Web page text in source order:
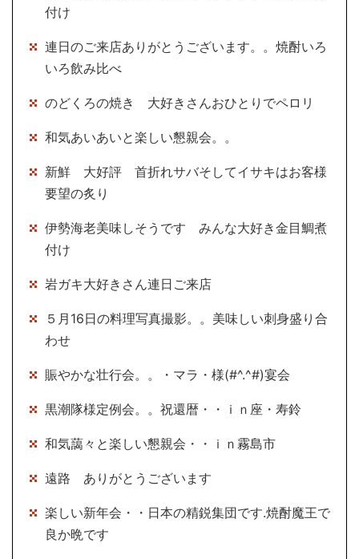
付け
連日のご来店ありがとうございます。。焼酎いろ
いろ飲み比べ
のどくろの焼き 大好きさんおひとりでペロリ
和気あいあいと楽しい懇親会。。
新鮮 大好評 首折れサバそしてイサキはお客様
要望の炙り
伊勢海老美味しそうです みんな大好き金目鯛煮
付け
岩ガキ大好きさん連日ご来店
５月16日の料理写真撮影。。美味しい刺身盛り合
わせ
賑やかな壮行会。。・マラ・様(#^.^#)宴会
黒潮隊様定例会。。祝還暦・・ｉｎ座・寿鈴
和気藹々と楽しい懇親会・・ｉｎ霧島市
遠路 ありがとうございます
楽しい新年会・・日本の精鋭集団です.焼酎魔王で
良か晩です